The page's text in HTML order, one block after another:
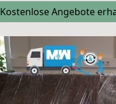
Kostenlose Angebote